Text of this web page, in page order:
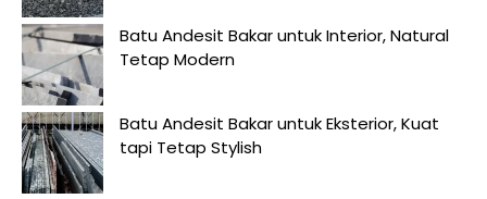
Batu Andesit Bakar untuk Interior, Natural
Tetap Modern
Batu Andesit Bakar untuk Eksterior, Kuat
tapi Tetap Stylish